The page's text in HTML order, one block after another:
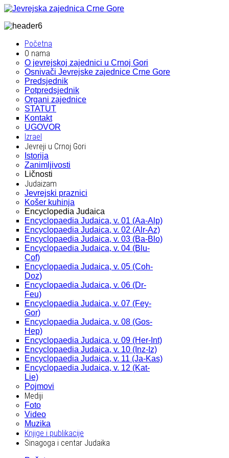
Početna
O nama
O jevrejskoj zajednici u Crnoj Gori
Osnivači Jevrejske zajednice Crne Gore
Predsjednik
Potpredsjednik
Organi zajednice
STATUT
Kontakt
UGOVOR
Izrael
Jevreji u Crnoj Gori
Istorija
Zanimljivosti
Ličnosti
Judaizam
Jevrejski praznici
Košer kuhinja
Encyclopedia Judaica
Encyclopaedia Judaica, v. 01 (Aa-Alp)
Encyclopaedia Judaica, v. 02 (Alr-Az)
Encyclopaedia Judaica, v. 03 (Ba-Blo)
Encyclopaedia Judaica, v. 04 (Blu-
Cof)
Encyclopaedia Judaica, v. 05 (Coh-
Doz)
Encyclopaedia Judaica, v. 06 (Dr-
Feu)
Encyclopaedia Judaica, v. 07 (Fey-
Gor)
Encyclopaedia Judaica, v. 08 (Gos-
Hep)
Encyclopaedia Judaica, v. 09 (Her-Int)
Encyclopaedia Judaica, v. 10 (Inz-Iz)
Encyclopaedia Judaica, v. 11 (Ja-Kas)
Encyclopaedia Judaica, v. 12 (Kat-
Lie)
Pojmovi
Mediji
Foto
Video
Muzika
Knjige i publikacije
Sinagoga i centar Judaika